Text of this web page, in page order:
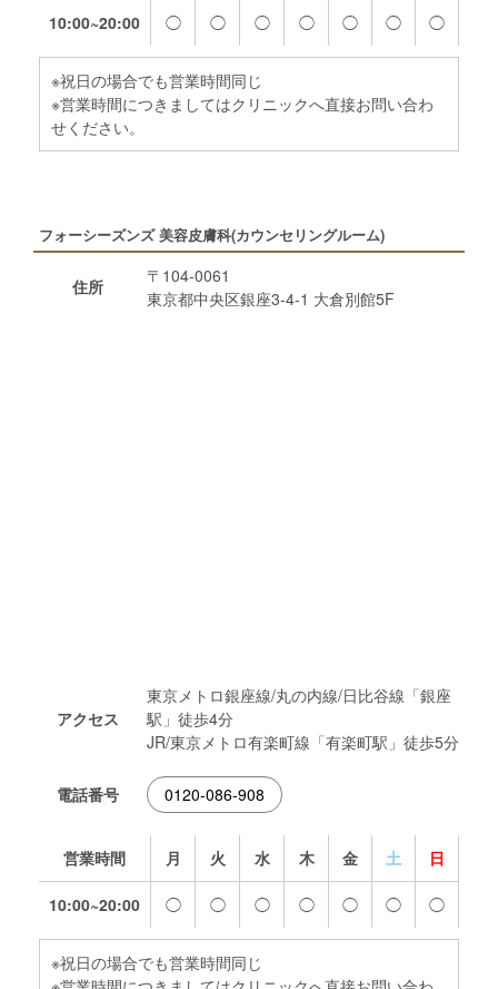
10:00~20:00 ◯ ◯ ◯ ◯ ◯ ◯ ◯
※祝日の場合でも営業時間同じ
※営業時間につきましてはクリニックへ直接お問い合わ
せください。
フォーシーズンズ 美容皮膚科(カウンセリングルーム)
住所
〒104-0061
東京都中央区銀座3-4-1 大倉別館5F
アクセス
東京メトロ銀座線/丸の内線/日比谷線「銀座
駅」徒歩4分
JR/東京メトロ有楽町線「有楽町駅」徒歩5分
電話番号 0120-086-908
営業時間 月 火 水 木 金 土 日
10:00~20:00 ◯ ◯ ◯ ◯ ◯ ◯ ◯
※祝日の場合でも営業時間同じ